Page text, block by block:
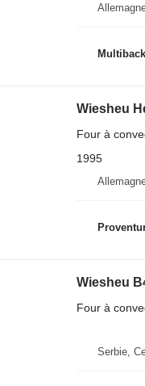
Wiesheu
Four à
1995
Wiesheu
Four à
Serbie,